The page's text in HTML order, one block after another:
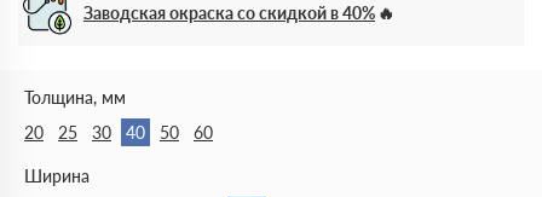
Заводская окраска со скидкой в 40%
Толщина, мм
20
25 30 40 50 60
Ширина